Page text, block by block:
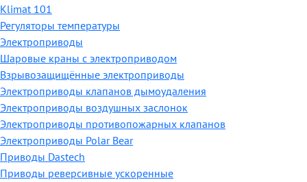
Klimat 101
Регуляторы температуры
Электроприводы
Шаровые краны с электроприводом
Взрывозащищённые электроприводы
Электроприводы клапанов дымоудаления
Электроприводы воздушных заслонок
Электроприводы противопожарных клапанов
Электроприводы Polar Bear
Приводы Dastech
Приводы реверсивные ускоренные